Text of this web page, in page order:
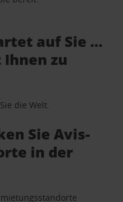
auf Sie …
zu
die Welt.
Sie Avis-
in der